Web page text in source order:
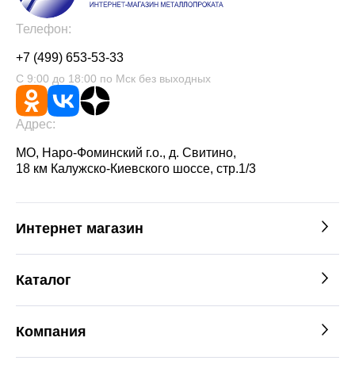
Телефон:
+7 (499) 653-53-33
С 9:00 до 18:00 по Мск без выходных
Адрес:
МО, Наро-Фоминский г.о., д. Свитино,
18 км Калужско-Киевского шоссе, стр.1/3
Интернет магазин
Каталог
Компания